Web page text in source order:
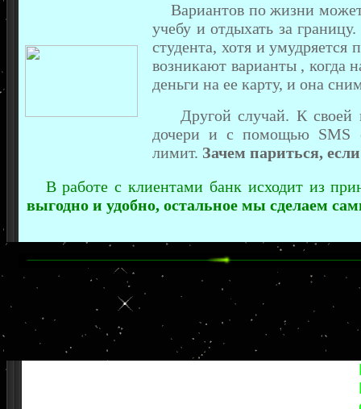
Вариантов по жизни
учебу и отдыхать за
студента, хотя и
возникают варианты , когда
деньги на ее карту, и она
Другой случай. К своей
дочери и с помощью SMS
лимит. Зачем париться,
В работе с клиентами банк исходит из
выгодно и удобно, остальное мы сделаем